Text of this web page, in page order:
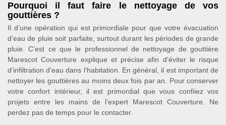
Pourquoi il faut faire le nettoyage de vos
gouttières ?
Il d’une opération qui est primordiale pour que votre évacuation
d’eau de pluie soit parfaite, surtout durant les périodes de grande
pluie. C’est ce que le professionnel de nettoyage de gouttière
Marescot Couverture explique et précise afin d’éviter le risque
d’infiltration d’eau dans l’habitation. En général, il est important de
nettoyer les gouttières au moins deux fois par an. Pour conserver
votre confort intérieur, il est primordial que vous confiiez vos
projets entre les mains de l’expert Marescot Couverture. Ne
perdez pas de temps pour le contacter.